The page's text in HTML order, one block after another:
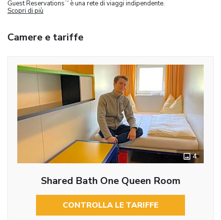
Guest Reservations TM
è una rete di viaggi indipendente.
Scopri di più
Camere e tariffe
4
Shared Bath One Queen Room
CONTROLLA LE TARIFFE